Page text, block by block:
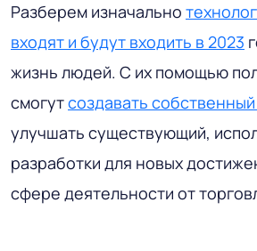
Разберем изначально
входят и будут входить в 2023
жизнь людей. С их помощью
смогутсоздавать
улучшать существующий,
разработки для новых
сфере деятельности от